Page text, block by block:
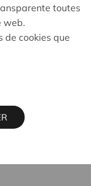
toutes
web.
de cookies que